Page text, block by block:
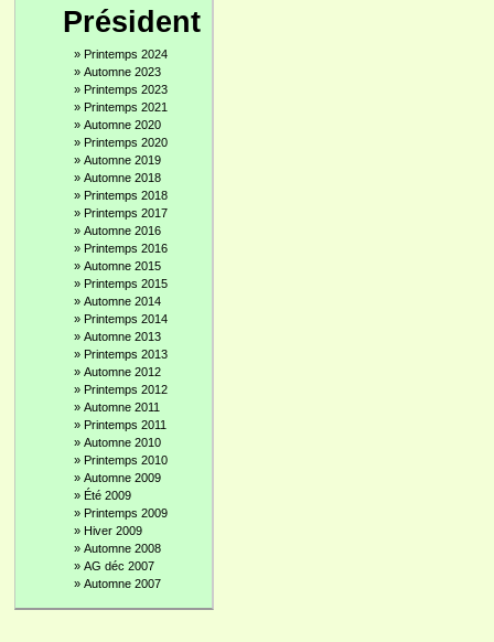
Président
» Printemps 2024
» Automne 2023
» Printemps 2023
» Printemps 2021
» Automne 2020
» Printemps 2020
» Automne 2019
» Automne 2018
» Printemps 2018
» Printemps 2017
» Automne 2016
» Printemps 2016
» Automne 2015
» Printemps 2015
» Automne 2014
» Printemps 2014
» Automne 2013
» Printemps 2013
» Automne 2012
» Printemps 2012
» Automne 2011
» Printemps 2011
» Automne 2010
» Printemps 2010
» Automne 2009
» Été 2009
» Printemps 2009
» Hiver 2009
» Automne 2008
» AG déc 2007
» Automne 2007